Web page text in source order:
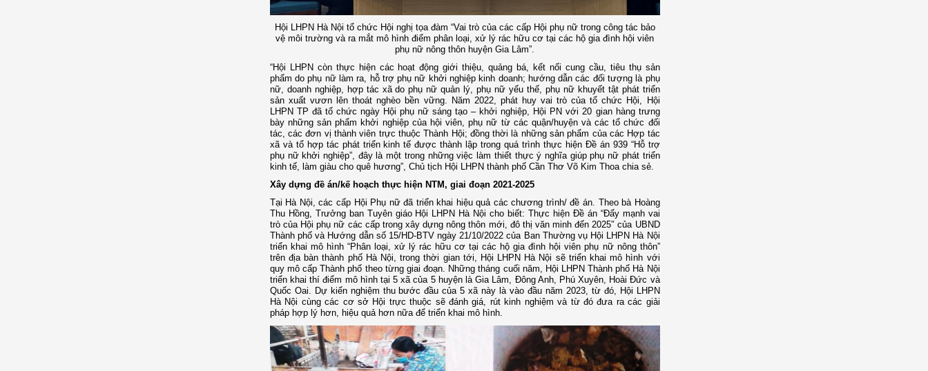
Hội LHPN Hà Nội tổ chức Hội nghị tọa đàm “Vai trò của các cấp Hội phụ nữ trong công tác bảo
vệ môi trường và ra mắt mô hình điểm phân loại, xử lý rác hữu cơ tại các hộ gia đình hội viên
phụ nữ nông thôn huyện Gia Lâm”.
“Hội LHPN còn thực hiện các hoạt động giới thiệu, quảng bá, kết nối cung cầu, tiêu thụ sản
phẩm do phụ nữ làm ra, hỗ trợ phụ nữ khởi nghiệp kinh doanh; hướng dẫn các đối tượng là phụ
nữ, doanh nghiệp, hợp tác xã do phụ nữ quản lý, phụ nữ yếu thế, phụ nữ khuyết tật phát triển
sản xuất vươn lên thoát nghèo bền vững. Năm 2022, phát huy vai trò của tổ chức Hội, Hội
LHPN TP đã tổ chức ngày Hội phụ nữ sáng tạo – khởi nghiệp, Hội PN với 20 gian hàng trưng
bày những sản phẩm khởi nghiệp của hội viên, phụ nữ từ các quận/huyện và các tổ chức đối
tác, các đơn vị thành viên trực thuộc Thành Hội; đồng thời là những sản phẩm của các Hợp tác
xã và tổ hợp tác phát triển kinh tế được thành lập trong quá trình thực hiện Đề án 939 “Hỗ trợ
phụ nữ khởi nghiệp”, đây là một trong những việc làm thiết thực ý nghĩa giúp phụ nữ phát triển
kinh tế, làm giàu cho quê hương”, Chủ tịch Hội LHPN thành phố Cần Thơ Võ Kim Thoa chia sẻ.
Xây dựng đề án/kế hoạch thực hiện NTM, giai đoạn 2021-2025
Tại Hà Nội, các cấp Hội Phụ nữ đã triển khai hiệu quả các chương trình/ đề án. Theo bà Hoàng
Thu Hồng, Trưởng ban Tuyên giáo Hội LHPN Hà Nội cho biết: Thực hiện Đề án “Đẩy mạnh vai
trò của Hội phụ nữ các cấp trong xây dựng nông thôn mới, đô thị văn minh đến 2025″ của UBND
Thành phố và Hướng dẫn số 15/HD-BTV ngày 21/10/2022 của Ban Thường vụ Hội LHPN Hà Nội
triển khai mô hình “Phân loại, xử lý rác hữu cơ tại các hộ gia đình hội viên phụ nữ nông thôn”
trên địa bàn thành phố Hà Nội, trong thời gian tới, Hội LHPN Hà Nội sẽ triển khai mô hình với
quy mô cấp Thành phố theo từng giai đoạn. Những tháng cuối năm, Hội LHPN Thành phố Hà Nội
triển khai thí điểm mô hình tại 5 xã của 5 huyện là Gia Lâm, Đông Anh, Phú Xuyên, Hoài Đức và
Quốc Oai. Dự kiến nghiệm thu bước đầu của 5 xã này là vào đầu năm 2023, từ đó, Hội LHPN
Hà Nội cùng các cơ sở Hội trực thuộc sẽ đánh giá, rút kinh nghiệm và từ đó đưa ra các giải
pháp hợp lý hơn, hiệu quả hơn nữa để triển khai mô hình.